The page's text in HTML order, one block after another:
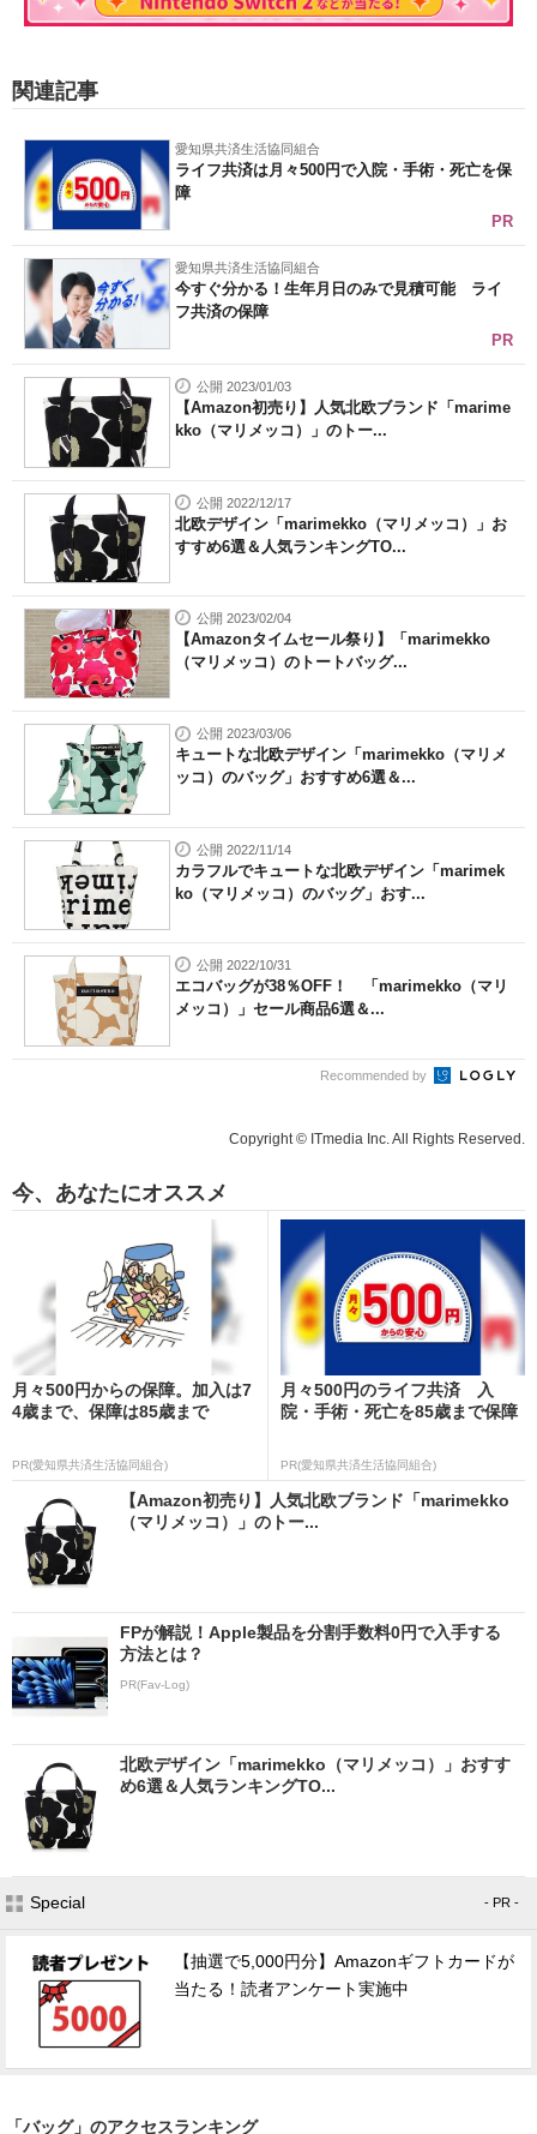
関連記事
愛知県共済生活協同組合
ライフ共済は月々500円で入院・手術・死亡を保
障
PR
愛知県共済生活協同組合
今すぐ分かる！生年月日のみで見積可能 ライ
フ共済の保障
PR
公開 2023/01/03
【Amazon初売り】人気北欧ブランド「marime
kko（マリメッコ）」のトー...
公開 2022/12/17
北欧デザイン「marimekko（マリメッコ）」お
すすめ6選＆人気ランキングTO...
公開 2023/02/04
【Amazonタイムセール祭り】「marimekko
（マリメッコ）のトートバッグ...
公開 2023/03/06
キュートな北欧デザイン「marimekko（マリメ
ッコ）のバッグ」おすすめ6選＆...
公開 2022/11/14
カラフルでキュートな北欧デザイン「marimek
ko（マリメッコ）のバッグ」おす...
公開 2022/10/31
エコバッグが38％OFF！ 「marimekko（マリ
メッコ）」セール商品6選＆...
Recommended by
Copyright © ITmedia Inc. All Rights Reserved.
今、あなたにオススメ
月々500円からの保障。加入は7
4歳まで、保障は85歳まで
PR(愛知県共済生活協同組合)
月々500円のライフ共済 入
院・手術・死亡を85歳まで保障
PR(愛知県共済生活協同組合)
【Amazon初売り】人気北欧ブランド「marimekko
（マリメッコ）」のトー...
FPが解説！Apple製品を分割手数料0円で入手する
方法とは？
PR(Fav-Log)
北欧デザイン「marimekko（マリメッコ）」おすす
め6選＆人気ランキングTO...
Special - PR -
【抽選で5,000円分】Amazonギフトカードが
当たる！読者アンケート実施中
「バッグ」のアクセスランキング